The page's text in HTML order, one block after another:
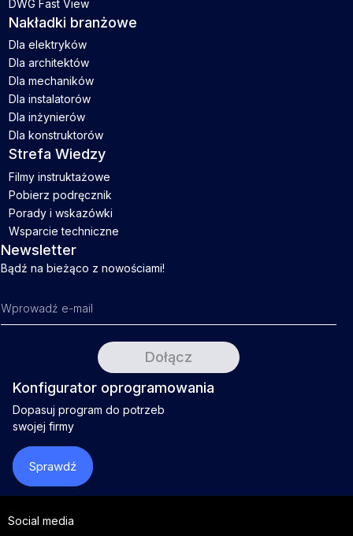
DWG Fast View
Nakładki branżowe
Dla elektryków
Dla architektów
Dla mechaników
Dla instalatorów
Dla inżynierów
Dla konstruktorów
Strefa Wiedzy
Filmy instruktażowe
Pobierz podręcznik
Porady i wskazówki
Wsparcie techniczne
Newsletter
Bądź na bieżąco z nowościami!
Konfigurator oprogramowania
Dopasuj program do potrzeb
swojej firmy
Sprawdź
Social media